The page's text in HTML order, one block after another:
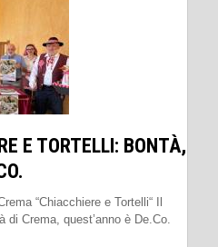
E TORTELLI: BONTÀ,
“Chiacchiere e Tortelli“ Il
di Crema, quest’anno è De.Co.